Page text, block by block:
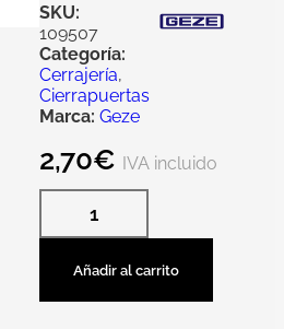
SKU:
109507
Categoría:
Cerrajería,
Cierrapuertas
Marca: Geze
2,70€ IVA incluido
Añadir al carrito